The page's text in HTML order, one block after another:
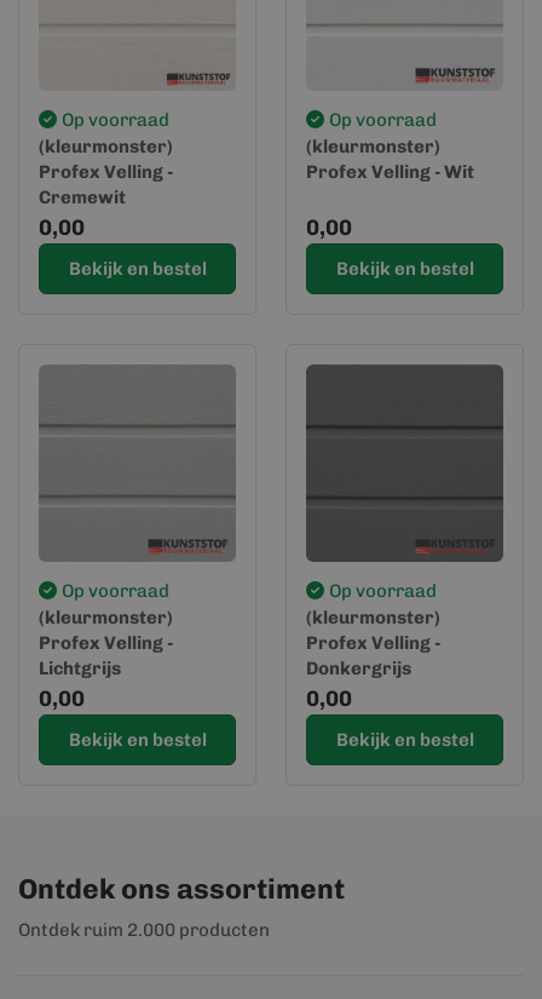
Op voorraad
(kleurmonster)
Profex Velling -
Cremewit
0,00
Bekijk en bestel
Op voorraad
(kleurmonster)
Profex Velling - Wit
0,00
Bekijk en bestel
Op voorraad
(kleurmonster)
Profex Velling -
Lichtgrijs
0,00
Bekijk en bestel
Op voorraad
(kleurmonster)
Profex Velling -
Donkergrijs
0,00
Bekijk en bestel
Ontdek ons assortiment
Ontdek ruim 2.000 producten